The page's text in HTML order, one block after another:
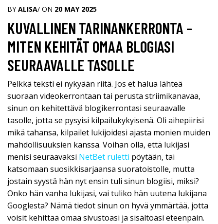
BYALISA/ ON 20 MAY 2025
KUVALLINEN TARINANKERRONTA –
MITEN KEHITÄT OMAA BLOGIASI
SEURAAVALLE TASOLLE
Pelkkä teksti ei nykyään riitä. Jos et halua lähteä
suoraan videokerrontaan tai perusta striimikanavaa,
sinun on kehitettävä blogikerrontasi seuraavalle
tasolle, jotta se pysyisi kilpailukykyisenä. Oli aihepiirisi
mikä tahansa, kilpailet lukijoidesi ajasta monien muiden
mahdollisuuksien kanssa. Voihan olla, että lukijasi
menisi seuraavaksi NetBet ruletti pöytään, tai
katsomaan suosikkisarjaansa suoratoistolle, mutta
jostain syystä hän nyt ensin tuli sinun blogiisi, miksi?
Onko hän vanha lukijasi, vai tuliko hän uutena lukijana
Googlesta? Nämä tiedot sinun on hyvä ymmärtää, jotta
voisit kehittää omaa sivustoasi ja sisältöäsi eteenpäin.